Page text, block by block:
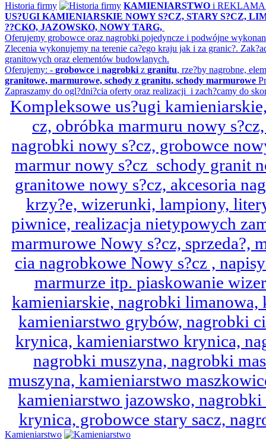
Historia firmy KAMIENIARSTWO i
US?UGI KAMIENIARSKIE NOWY S?CZ, STARY S?CZ,
??CKO, JAZOWSKO, NOWY TARG,
Oferujemy grobowce oraz nagrobki pojedyncze i podwójne
Zlecenia wykonujemy na terenie ca?ego kraju jak i za granic?.
granitowych oraz elementów budowlanych.
Oferujemy: - grobowce i nagrobki z granitu, rze?by nagrobne,
granitowe, marmurowe, schody z granitu, schody marmurowe
Zapraszamy do ogl?dni?cia oferty oraz realizacji i zach?camy do
Kompleksowe us?ugi
cz, obróbka marmuru nowy
nagrobki nowy s?cz, grobowce
marmur nowy s?cz schody granit
granitowe nowy s?cz, akcesoria
krzy?e, wizerunki, lampiony,
piwnice, realizacja nietypowych
marmurowe Nowy s?cz, sprzeda?,
cia nagrobkowe Nowy s?cz ,
marmurze itp. piaskowanie
kamieniarskie, nagrobki
kamieniarstwo grybów, nagrobki
krynica, kamieniarstwo krynica,
nagrobki muszyna, nagrobki
muszyna, kamieniarstwo
kamieniarstwo jazowsko,
krynica, grobowce stary sacz,
Kamieniarstwo